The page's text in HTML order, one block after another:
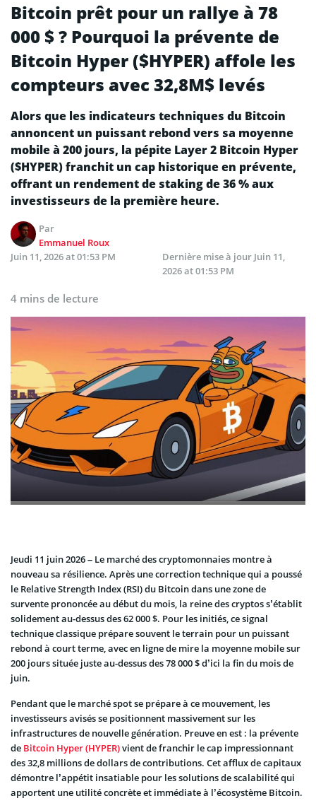
Bitcoin prêt pour un rallye à 78
000 $ ? Pourquoi la prévente de
Bitcoin Hyper ($HYPER) affole les
compteurs avec 32,8M$ levés
Alors que les indicateurs techniques du Bitcoin
annoncent un puissant rebond vers sa moyenne
mobile à 200 jours, la pépite Layer 2 Bitcoin Hyper
($HYPER) franchit un cap historique en prévente,
offrant un rendement de staking de 36 % aux
investisseurs de la première heure.
Par
Emmanuel Roux
Juin 11, 2026 at 01:53 PM
Dernière mise à jour Juin 11,
2026 at 01:53 PM
4 mins de lecture
Jeudi 11 juin 2026 – Le marché des cryptomonnaies montre à
nouveau sa résilience. Après une correction technique qui a poussé
le Relative Strength Index (RSI) du Bitcoin dans une zone de
survente prononcée au début du mois, la reine des cryptos s’établit
solidement au-dessus des 62 000 $. Pour les initiés, ce signal
technique classique prépare souvent le terrain pour un puissant
rebond à court terme, avec en ligne de mire la moyenne mobile sur
200 jours située juste au-dessus des 78 000 $ d’ici la fin du mois de
juin.
Pendant que le marché spot se prépare à ce mouvement, les
investisseurs avisés se positionnent massivement sur les
infrastructures de nouvelle génération. Preuve en est : la prévente
de Bitcoin Hyper (HYPER)vient de franchir le cap impressionnant
des 32,8 millions de dollars de contributions. Cet afflux de capitaux
démontre l’appétit insatiable pour les solutions de scalabilité qui
apportent une utilité concrète et immédiate à l’écosystème Bitcoin.